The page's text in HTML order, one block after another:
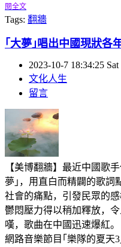
閱全文
Tags: 翻牆
｢大夢｣唱出中國現狀各
2023-10-7 18:34:25 Sat
文化人生
留言
【美博翻牆】最近中國歌
夢｣，用直白而精闢的歌詞
社會的痛點，引發民眾的
鬱悶壓力得以稍加釋放，
嘆，歌曲在中國迅速爆紅
網路音樂節目｢樂隊的夏天